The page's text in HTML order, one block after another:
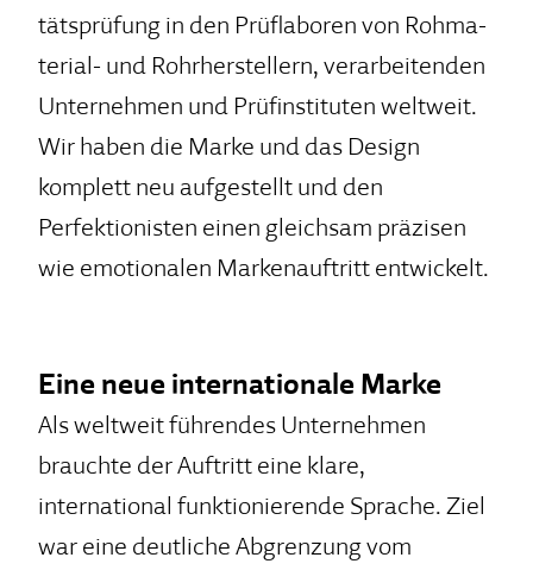
tätsprüfung in den Prüflaboren von Rohma­
te­rial- und Rohrherstellern, verarbeitenden
Unter­nehmen und Prüfinstituten weltweit.
Wir haben die Marke und das Design
komplett neu aufgestellt und den
Perfektionisten einen gleichsam präzisen
wie emotionalen Markenauftritt entwickelt.
Eine neue internationale Marke
Als weltweit führendes Unternehmen
brauchte der Auftritt eine klare,
international funktionierende Sprache. Ziel
war eine deutliche Abgrenzung vom